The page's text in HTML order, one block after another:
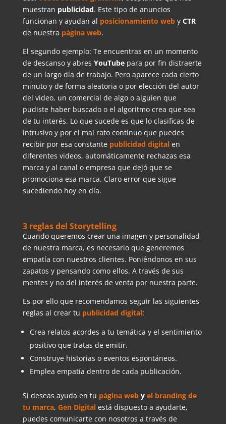
muestran publicidad. Este tipo de anuncios
funcionan y ayudan al posicionamiento weby CTR
de nuestra página web.
El segundo ejemplo: Te encuentras en un momento
de descanso y abres YouTubepara por fin distraerte
de un largo día de trabajo. Pero aparece cada cierto
minuto y de forma aleatoria o por elección del autor
del video, un comercial de algo o alguien que
pudiste haber buscado o el algoritmo crea que sea
de tu interés. Lo que sucede es que lo clasificas de
intrusivo y por el mal rato continuo que puedes
recibir por esa constante publicidad digitalen
diferentes videos, automáticamente rechazas esa
marca y al canal o empresa que dejó que se
promociona esa marca. Claro error que sigue
sucediendo hoy en día.
3 reglas del Storytelling
Cuando queremos crear una imagen y personalidad
de nuestra marca, es necesario que generemos
empatía con nuestros clientes. Poniéndonos en sus
zapatos y pensando como ellos. A través de sus
mentes y no del interés de venta por nuestra parte.
Es por ello que recomendamos seguir las siguientes
reglas al crear tu publicidad digital:
Crea relatos acordes a tu temática y el sentimiento
positivo que tratas de emitir.
Construye historias o eventos espontáneos.
Emplea empatía dentro de cada publicación.
Si deseas ayuda en tu página weby el branding de
tu marca, Gen Digitalestá dispuesto a ayudarte,
puedes comunicarte con nosotros a través de